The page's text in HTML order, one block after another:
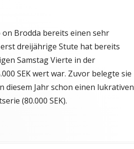
Brodda bereits einen sehr
dreijährige Stute hat bereits
Samstag Vierte in der
SEK wert war. Zuvor belegte sie
diesem Jahr schon einen lukrativen
(80.000 SEK).